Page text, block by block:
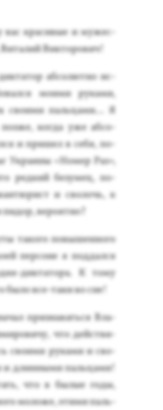
кра­сивые и му­жес­
Вик­то­рович!
аб­со­лют­но ис­
мо­ими ру­ками,
сво­ими паль­ца­ми… Я
ког­да уже аб­со­
и при­шел в се­бя, по­
Ук­ра­ины «Но­мер Раз»,
ред­кий бе­зумец, по­
и сво­лочь, к
ве­ро­ят­но?
та­кого по­вышен­но­го
пер­со­не я под­дался
дик­та­тора. К то­му
бы­ло все-та­ки во сне!
приз­на­вать­ся Вла­
что дей­стви­
сво­ими ру­ками и сво­
длин­ны­ми паль­ца­ми!
что в бы­лые го­ды,
мо­ложе, эти­ми паль­